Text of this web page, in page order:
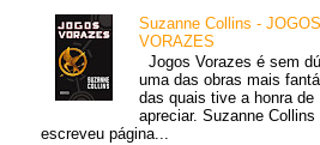
Suzanne Collins - JOGOS
VORAZES
Jogos Vorazes é sem
uma das obras mais
das quais tive a honra de
apreciar. Suzanne Collins
escreveu página...